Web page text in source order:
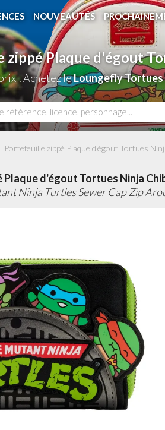
NOUVEAUTÉS
Plaque d'égout
! Achetez leLoungefly Tortues
Portefeuille zippé Plaque d'égout Tortues
d'égout Tortues Ninja
Ninja Turtles Sewer Cap Zip